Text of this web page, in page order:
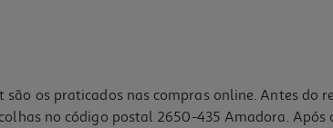
os praticados nas compras online. Antes do
no código postal 2650-435 Amadora.